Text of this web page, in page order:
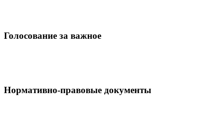
Голосование за важное
Нормативно-правовые документы